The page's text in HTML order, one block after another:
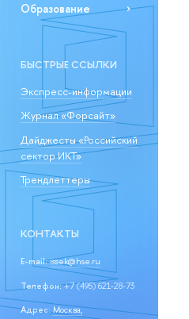
Образование
БЫСТРЫЕ ССЫЛКИ
Экспресс-информации
Журнал «Форсайт»
Дайджесты «Российский
сектор ИКТ»
Трендлеттеры
КОНТАКТЫ
E-mail:issek@hse.ru
Телефон:+7 (495) 621-28-73
Адрес: Москва,